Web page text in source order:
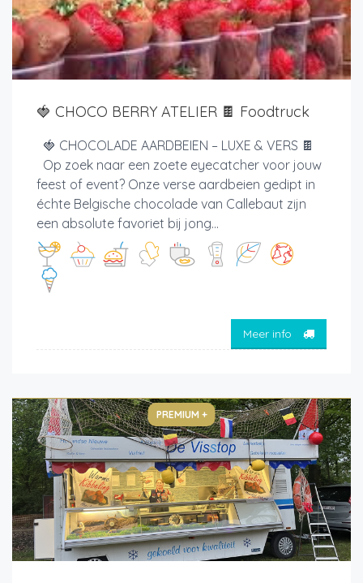
🍓 CHOCO BERRY ATELIER 🍫 Foodtruck
🍓 CHOCOLADE AARDBEIEN – LUXE & VERS 🍫
Op zoek naar een zoete eyecatcher voor jouw
feest of event? Onze verse aardbeien gedipt in
échte Belgische chocolade van Callebaut zijn
een absolute favoriet bij jong...
Meer info
PREMIUM +